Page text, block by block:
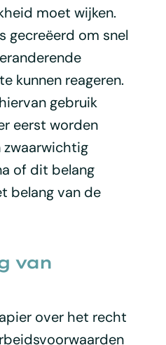
moet wijken.
gecreëerd om snel
kunnen reageren.
gebruik
eerst worden
of dit belang
belang van de
van
over het recht